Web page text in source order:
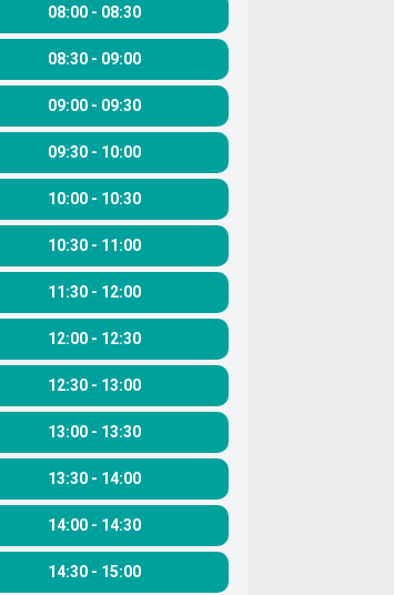
08:00 - 08:30
08:30 - 09:00
09:00 - 09:30
09:30 - 10:00
10:00 - 10:30
10:30 - 11:00
11:30 - 12:00
12:00 - 12:30
12:30 - 13:00
13:00 - 13:30
13:30 - 14:00
14:00 - 14:30
14:30 - 15:00